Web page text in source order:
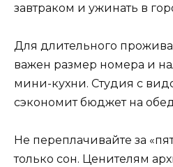
завтраком и ужинать в
Для длительного
важен размер номера и
мини-кухни. Студия с
сэкономит бюджет на
Не переплачивайте за
только сон. Ценителям